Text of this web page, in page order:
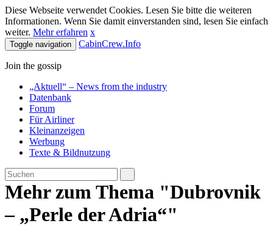
Diese Webseite verwendet Cookies. Lesen Sie bitte die weiteren
Informationen. Wenn Sie damit einverstanden sind, lesen Sie einfach
weiter. Mehr erfahren x
Toggle navigation CabinCrew.Info
Join the gossip
„Aktuell“ – News from the industry
Datenbank
Forum
Für Airliner
Kleinanzeigen
Werbung
Texte & Bildnutzung
Mehr zum Thema "Dubrovnik
– „Perle der Adria“"